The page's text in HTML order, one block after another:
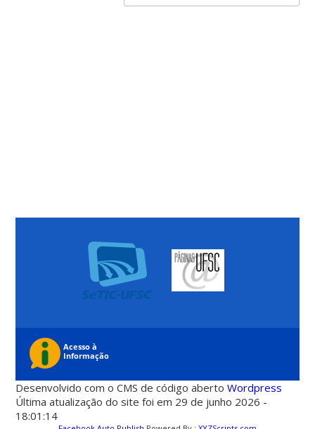
Desenvolvido com o CMS de código abertoWordpress
Última atualização do site foi em 29 de junho 2026 -
18:01:14